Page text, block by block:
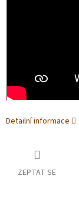
Detailní informace
ZEPTAT SE